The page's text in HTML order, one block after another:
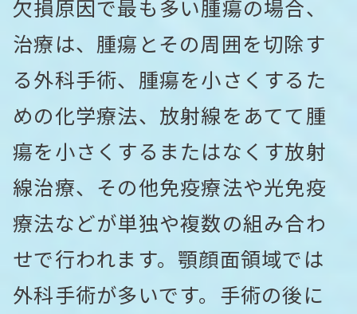
欠損原因で最も多い腫瘍の場合、
治療は、腫瘍とその周囲を切除す
る外科手術、腫瘍を小さくするた
めの化学療法、放射線をあてて腫
瘍を小さくするまたはなくす放射
線治療、その他免疫療法や光免疫
療法などが単独や複数の組み合わ
せで行われます。顎顔面領域では
外科手術が多いです。手術の後に